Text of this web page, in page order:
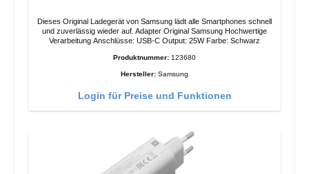
Dieses Original Ladegerät von Samsung lädt alle Smartphones schnell
und zuverlässig wieder auf. Adapter Original Samsung Hochwertige
Verarbeitung Anschlüsse: USB-C Output: 25W Farbe: Schwarz
Produktnummer: 123680
Hersteller: Samsung
Login für Preise und Funktionen